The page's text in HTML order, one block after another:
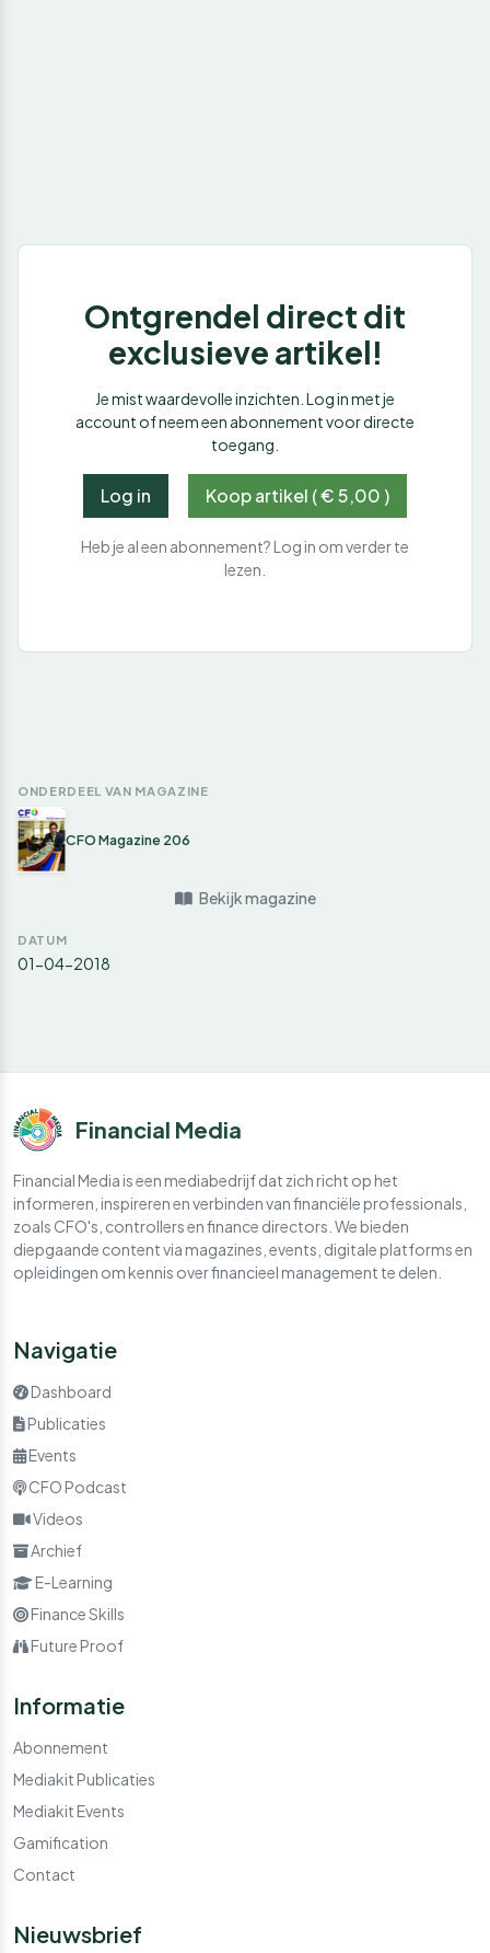
Ontgrendel direct dit
exclusieve artikel!
Je mist waardevolle inzichten. Log in met je
account of neem een abonnement voor directe
toegang.
Log in Koop artikel ( € 5,00 )
Heb je al een abonnement? Log in om verder te
lezen.
ONDERDEEL VAN MAGAZINE
CFO Magazine 206
Bekijk magazine
DATUM
01-04-2018
Financial Media
Financial Media is een mediabedrijf dat zich richt op het
informeren, inspireren en verbinden van financiële professionals,
zoals CFO's, controllers en finance directors. We bieden
diepgaande content via magazines, events, digitale platforms en
opleidingen om kennis over financieel management te delen.
Navigatie
Dashboard
Publicaties
Events
CFO Podcast
Videos
Archief
E-Learning
Finance Skills
Future Proof
Informatie
Abonnement
Mediakit Publicaties
Mediakit Events
Gamification
Contact
Nieuwsbrief